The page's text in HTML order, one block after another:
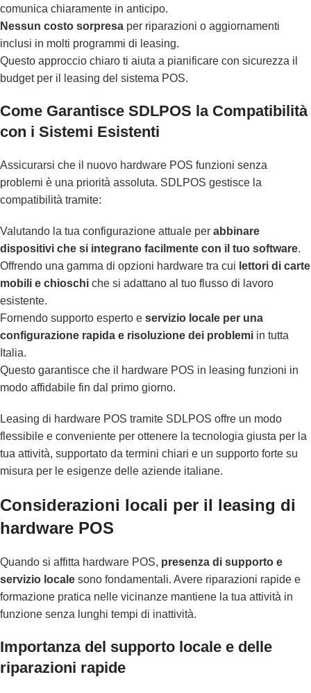
comunica chiaramente in anticipo.
Nessun costo sorpresa per riparazioni o aggiornamenti
inclusi in molti programmi di leasing.
Questo approccio chiaro ti aiuta a pianificare con sicurezza il
budget per il leasing del sistema POS.
Come Garantisce SDLPOS la Compatibilità
con i Sistemi Esistenti
Assicurarsi che il nuovo hardware POS funzioni senza
problemi è una priorità assoluta. SDLPOS gestisce la
compatibilità tramite:
Valutando la tua configurazione attuale per abbinare
dispositivi che si integrano facilmente con il tuo software.
Offrendo una gamma di opzioni hardware tra cui lettori di carte
mobili e chioschi che si adattano al tuo flusso di lavoro
esistente.
Fornendo supporto esperto e servizio locale per una
configurazione rapida e risoluzione dei problemi in tutta
Italia.
Questo garantisce che il hardware POS in leasing funzioni in
modo affidabile fin dal primo giorno.
Leasing di hardware POS tramite SDLPOS offre un modo
flessibile e conveniente per ottenere la tecnologia giusta per la
tua attività, supportato da termini chiari e un supporto forte su
misura per le esigenze delle aziende italiane.
Considerazioni locali per il leasing di
hardware POS
Quando si affitta hardware POS, presenza di supporto e
servizio locale sono fondamentali. Avere riparazioni rapide e
formazione pratica nelle vicinanze mantiene la tua attività in
funzione senza lunghi tempi di inattività.
Importanza del supporto locale e delle
riparazioni rapide